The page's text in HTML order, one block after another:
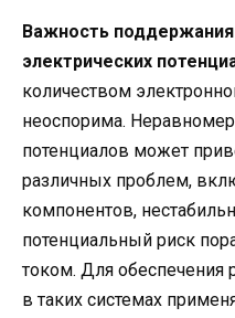
Важность
электрических
количеством
неоспорима.
потенциалов может
различных проблем,
компонентов,
потенциальный риск
током. Для обеспечения
в таких системах